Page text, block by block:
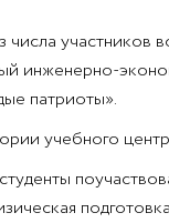
числа
инженерно-
патриоты».
учебного